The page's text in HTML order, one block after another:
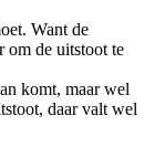
Want de
om de uitstoot te
komt, maar wel
daar valt wel